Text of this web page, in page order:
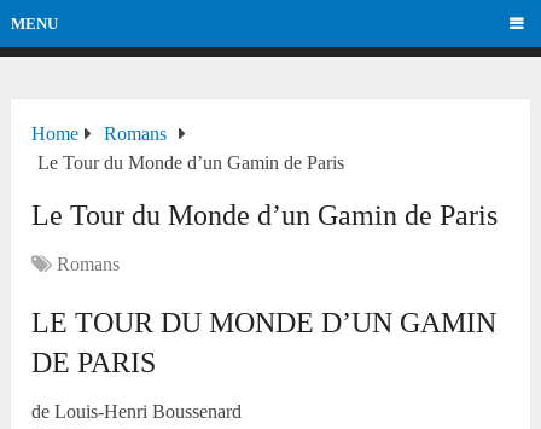
MENU
Home
Romans
Le Tour du Monde d’un Gamin de Paris
Le Tour du Monde d’un Gamin de Paris
Romans
LE TOUR DU MONDE D’UN GAMIN
DE PARIS
de Louis-Henri Boussenard